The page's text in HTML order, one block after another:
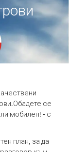
Обадете се
мобилен! - с
план, за да